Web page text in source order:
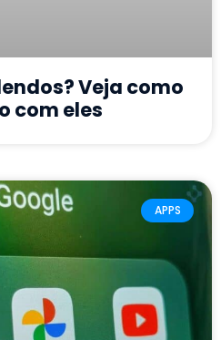
Veja como
com eles
APPS